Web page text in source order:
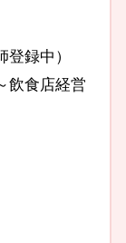
録中）
飲食店経営